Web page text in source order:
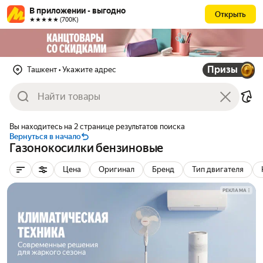
В приложении - выгодно
★★★★★ (700К)
Открыть
Ташкент • Укажите адрес Призы
Вы находитесь на 2 странице результатов поиска
Вернуться в начало
Газонокосилки бензиновые
Цена Оригинал Бренд Тип двигателя
РЕКЛАМА